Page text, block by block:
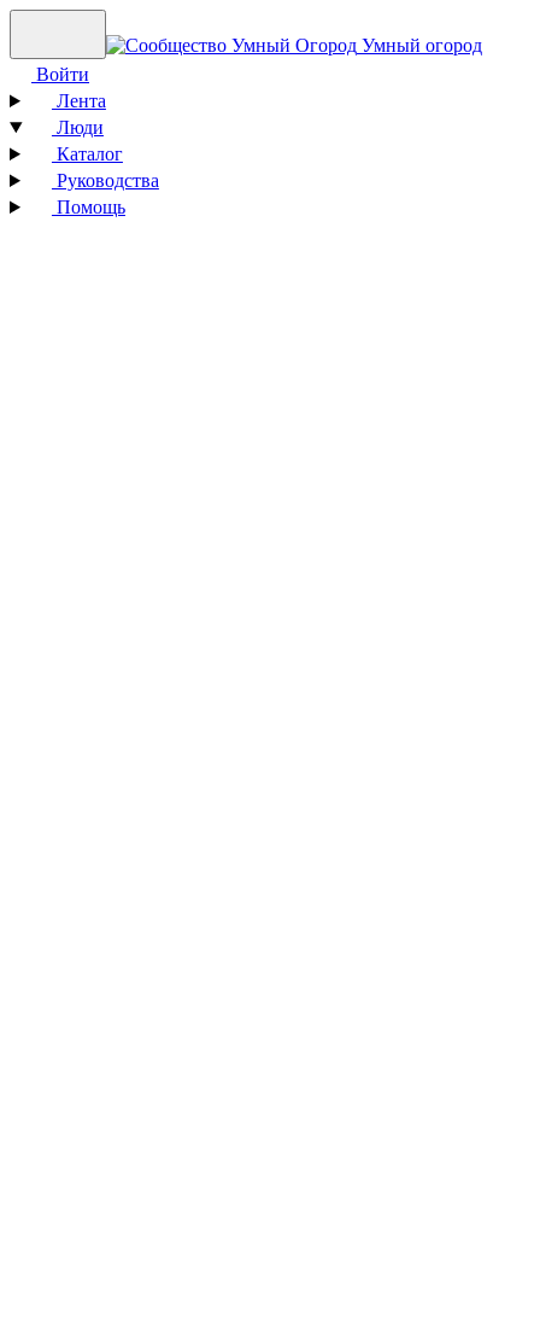
Умный огород
Войти
Лента
Люди
Каталог
Руководства
Помощь